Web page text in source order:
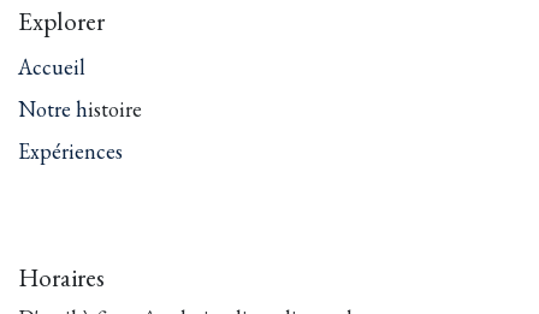
Explorer
Accueil
Notre histoire
Expériences
Horaires